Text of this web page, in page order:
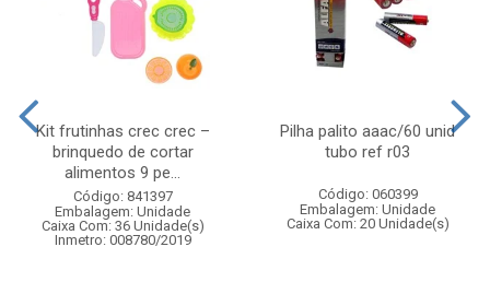
Kit frutinhas crec crec –
brinquedo de cortar
alimentos 9 pe...
Código: 841397
Embalagem: Unidade
Caixa Com: 36 Unidade(s)
Inmetro: 008780/2019
Pilha palito aaac/60 unid
tubo ref r03
Código: 060399
Embalagem: Unidade
Caixa Com: 20 Unidade(s)